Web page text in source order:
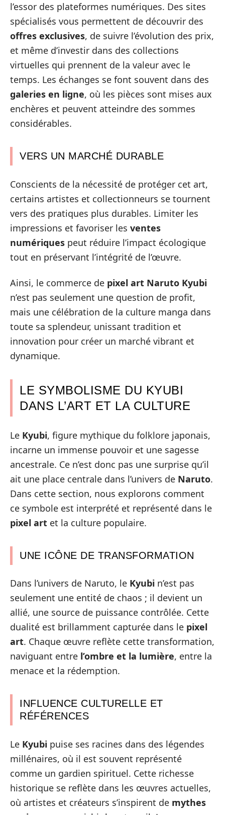
l’essor des plateformes numériques. Des sites
spécialisés vous permettent de découvrir des
offres exclusives, de suivre l’évolution des prix,
et même d’investir dans des collections
virtuelles qui prennent de la valeur avec le
temps. Les échanges se font souvent dans des
galeries en ligne, où les pièces sont mises aux
enchères et peuvent atteindre des sommes
considérables.
VERS UN MARCHÉ DURABLE
Conscients de la nécessité de protéger cet art,
certains artistes et collectionneurs se tournent
vers des pratiques plus durables. Limiter les
impressions et favoriser les ventes
numériques peut réduire l’impact écologique
tout en préservant l’intégrité de l’œuvre.
Ainsi, le commerce de pixel art Naruto Kyubi
n’est pas seulement une question de profit,
mais une célébration de la culture manga dans
toute sa splendeur, unissant tradition et
innovation pour créer un marché vibrant et
dynamique.
LE SYMBOLISME DU KYUBI
DANS L’ART ET LA CULTURE
Le Kyubi, figure mythique du folklore japonais,
incarne un immense pouvoir et une sagesse
ancestrale. Ce n’est donc pas une surprise qu’il
ait une place centrale dans l’univers de Naruto.
Dans cette section, nous explorons comment
ce symbole est interprété et représenté dans le
pixel art et la culture populaire.
UNE ICÔNE DE TRANSFORMATION
Dans l’univers de Naruto, le Kyubi n’est pas
seulement une entité de chaos ; il devient un
allié, une source de puissance contrôlée. Cette
dualité est brillamment capturée dans le pixel
art. Chaque œuvre reflète cette transformation,
naviguant entre l’ombre et la lumière, entre la
menace et la rédemption.
INFLUENCE CULTURELLE ET
RÉFÉRENCES
Le Kyubi puise ses racines dans des légendes
millénaires, où il est souvent représenté
comme un gardien spirituel. Cette richesse
historique se reflète dans les œuvres actuelles,
où artistes et créateurs s’inspirent de mythes